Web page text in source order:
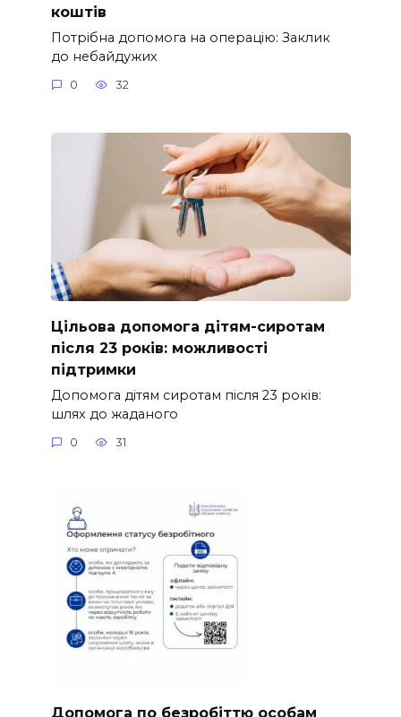
коштів
Потрібна допомога на операцію: Заклик
до небайдужих
0 32
Цільова допомога дітям-сиротам
після 23 років: можливості
підтримки
Допомога дітям сиротам після 23 років:
шлях до жаданого
0 31
Допомога по безробіттю особам